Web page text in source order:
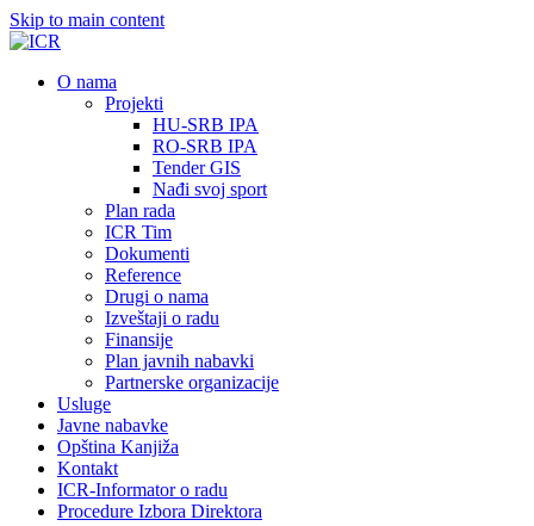
Skip to main content
О nama
Projekti
HU-SRB IPA
RO-SRB IPA
Tender GIS
Nađi svoj sport
Plan rada
ICR Tim
Dokumenti
Reference
Drugi o nama
Izveštaji o radu
Finansije
Plan javnih nabavki
Partnerske organizacije
Usluge
Javne nabavke
Opština Kanjiža
Kontakt
ICR-Informator o radu
Procedure Izbora Direktora